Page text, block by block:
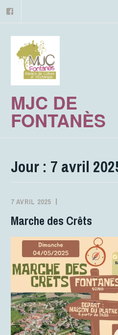
Accéder
au
contenu
principal
MJC DE
FONTANÈS
Jour : 7 avril
7 AVRIL 2025
Marche des Crêts